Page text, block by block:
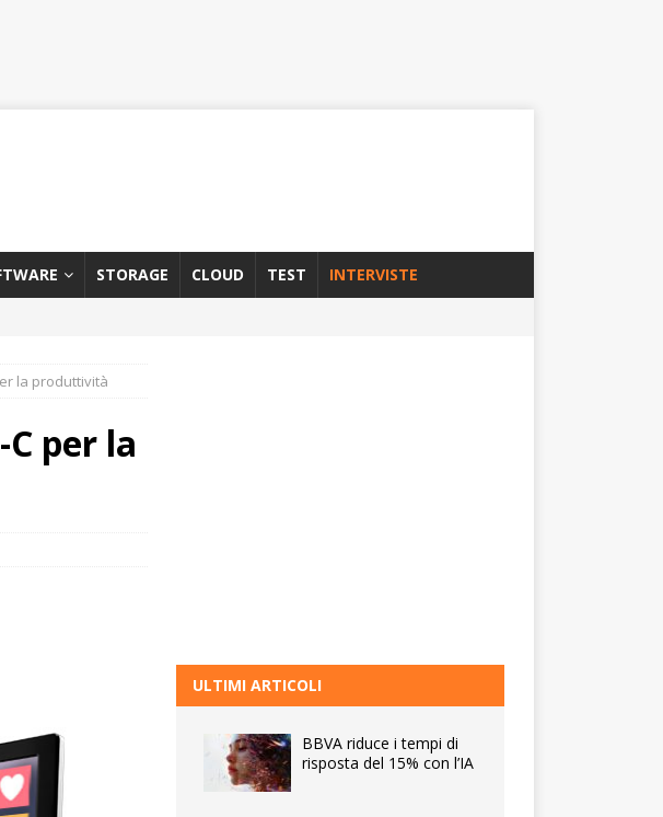
STORAGE CLOUD TEST INTERVISTE
la produttività
per la
ULTIMI ARTICOLI
BBVA riduce i tempi di
risposta del 15% con l’IA